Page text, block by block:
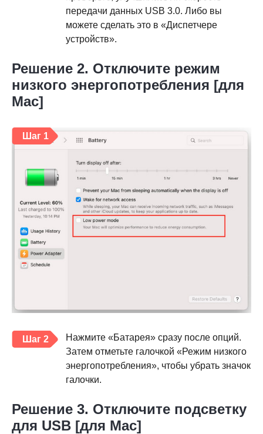
передачи данных USB 3.0. Либо вы
можете сделать это в «Диспетчере
устройств».
Решение 2. Отключите режим
низкого энергопотребления [для
Mac]
Шаг 1
Шаг 2
Нажмите «Батарея» сразу после опций.
Затем отметьте галочкой «Режим низкого
энергопотребления», чтобы убрать значок
галочки.
Решение 3. Отключите подсветку
для USB [для Mac]